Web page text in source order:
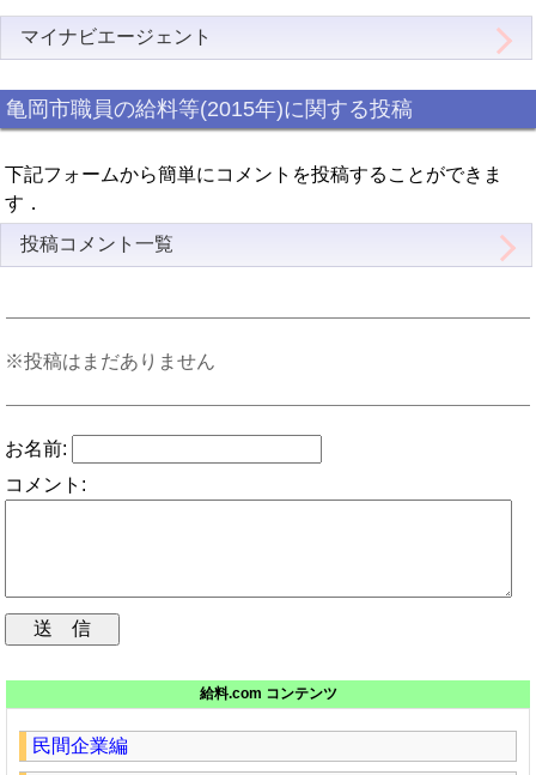
マイナビエージェント
亀岡市職員の給料等(2015年)に関する投稿
下記フォームから簡単にコメントを投稿することができま
す．
投稿コメント一覧
※投稿はまだありません
お名前:
コメント:
給料.com コンテンツ
民間企業編